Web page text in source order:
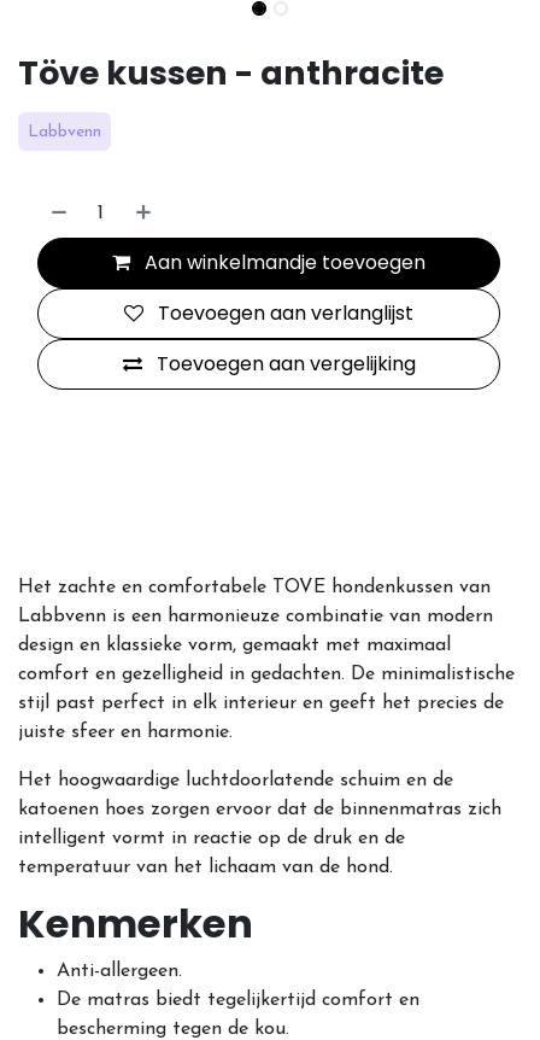
Töve kussen - anthracite
Labbvenn
Aan winkelmandje toevoegen
Toevoegen aan vergelijking
Toevoegen aan verlanglijst
Het zachte en comfortabele TOVE hondenkussen van
Labbvenn is een harmonieuze combinatie van modern
design en klassieke vorm, gemaakt met maximaal
comfort en gezelligheid in gedachten. De minimalistische
stijl past perfect in elk interieur en geeft het precies de
juiste sfeer en harmonie.
Het hoogwaardige luchtdoorlatende schuim en de
katoenen hoes zorgen ervoor dat de binnenmatras zich
intelligent vormt in reactie op de druk en de
temperatuur van het lichaam van de hond.
Kenmerken
Anti-allergeen.
De matras biedt tegelijkertijd comfort en
bescherming tegen de kou.